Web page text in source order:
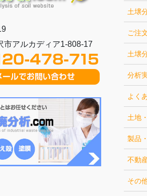
市アルカディア1-808-17
土壌
ご注
土壌
分析
よく
土地
製品
不動
その